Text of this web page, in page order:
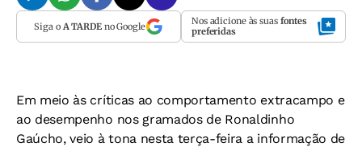
Siga o A TARDEno Google Nos adicione às suas fontes
preferidas
Em meio às críticas ao comportamento extracampo e
ao desempenho nos gramados de Ronaldinho
Gaúcho, veio à tona nesta terça-feira a informação de